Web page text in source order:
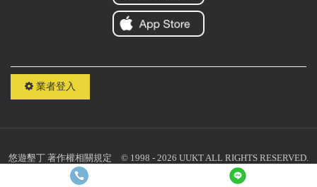
箱、曬衣場、一推架子跟夾子、免費腳踏車去龜山
玩、其他民宿該有的也都有，還有一位旅遊專家老
整體上都算方便 也很熱心引導 推ㄧ個 雖然隔音比較
業者登入
悠遊墾丁 著作權相關規定 © 1998 - 2026 UUKT ALL RIGHTS RESERVED.
聯絡我們：
統一編號：10818059